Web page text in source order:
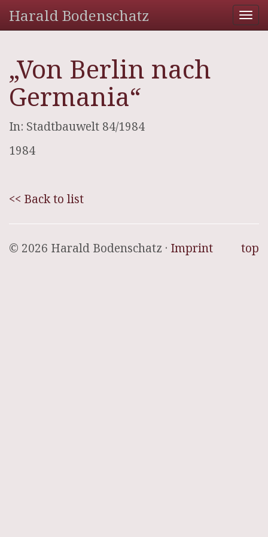
Harald Bodenschatz
„Von Berlin nach
Germania“
In: Stadtbauwelt 84/1984
1984
<< Back to list
top
© 2026 Harald Bodenschatz · Imprint